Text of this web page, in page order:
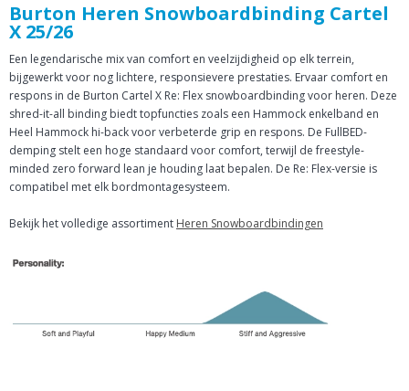
Burton Heren Snowboardbinding Cartel
X 25/26
Een legendarische mix van comfort en veelzijdigheid op elk terrein,
bijgewerkt voor nog lichtere, responsievere prestaties. Ervaar comfort en
respons in de Burton Cartel X Re: Flex snowboardbinding voor heren. Deze
shred-it-all binding biedt topfuncties zoals een Hammock enkelband en
Heel Hammock hi-back voor verbeterde grip en respons. De FullBED-
demping stelt een hoge standaard voor comfort, terwijl de freestyle-
minded zero forward lean je houding laat bepalen. De Re: Flex-versie is
compatibel met elk bordmontagesysteem.
Bekijk het volledige assortiment Heren Snowboardbindingen